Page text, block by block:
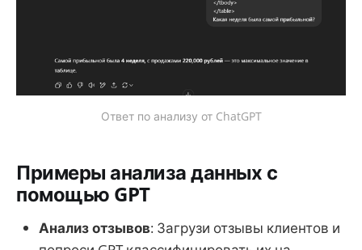
Ответ по анализу от ChatGPT
Примеры анализа данных с
помощью GPT
Анализ отзывов: Загрузи отзывы клиентов и